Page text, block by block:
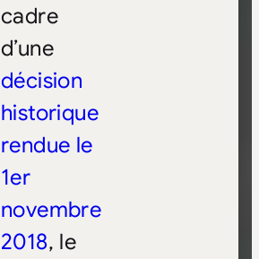
cadre
d’une
décision
historique
rendue le
1er
novembre
2018, le